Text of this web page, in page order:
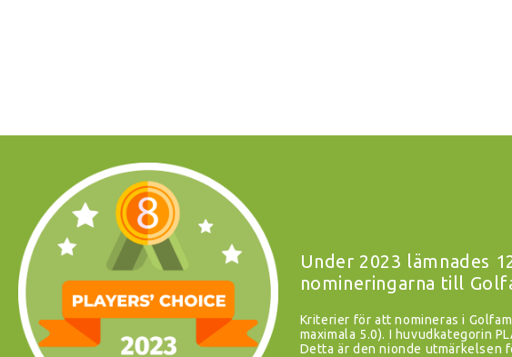
Under 2023 lämnades
nomineringarna till
Kriterier för att nomineras i
maximala 5.0). I huvudkategorin
Detta är den nionde utmärkelsen